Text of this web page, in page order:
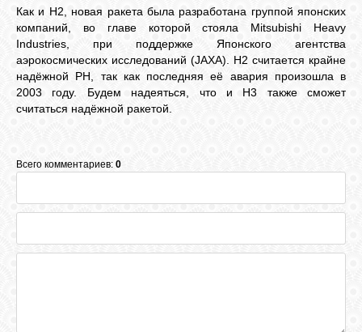
Как и H2, новая ракета была разработана группой японских
компаний, во главе которой стояла Mitsubishi Heavy
Industries, при поддержке Японского агентства
аэрокосмических исследований (JAXA). H2 считается крайне
надёжной РН, так как последняя её авария произошла в
2003 году. Будем надеяться, что и H3 также сможет
считаться надёжной ракетой.
Всего комментариев: 0